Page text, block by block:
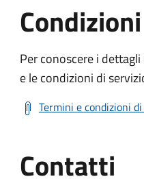
Per conoscere i
e le condizioni di
Termini e condizioni
Contatti